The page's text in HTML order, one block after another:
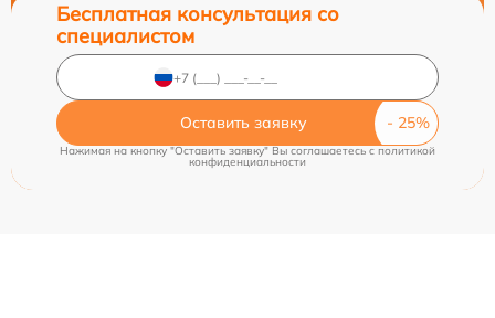
Бесплатная консультация со
специалистом
Оставить заявку
Нажимая на кнопку "Оставить заявку" Вы соглашаетесь c политикой
конфиденциальности